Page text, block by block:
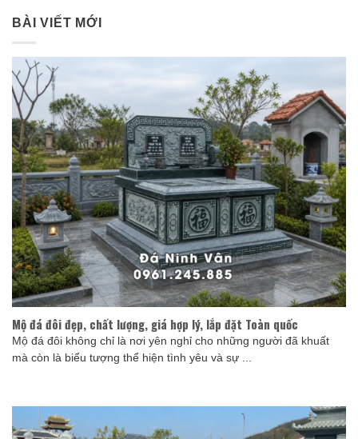
BÀI VIẾT MỚI
Mộ đá đôi đẹp, chất lượng, giá hợp lý, lắp đặt Toàn quốc
Mộ đá đôi không chỉ là nơi yên nghỉ cho những người đã khuất
mà còn là biểu tượng thể hiện tình yêu và sự ...